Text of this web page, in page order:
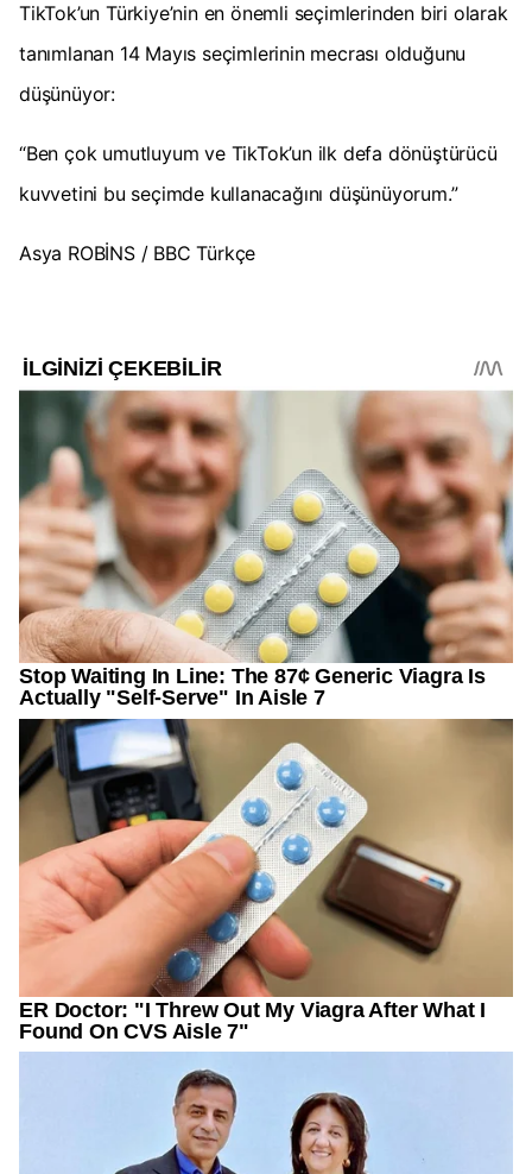
TikTok’un Türkiye’nin en önemli seçimlerinden biri olarak
tanımlanan 14 Mayıs seçimlerinin mecrası olduğunu
düşünüyor:
“Ben çok umutluyum ve TikTok’un ilk defa dönüştürücü
kuvvetini bu seçimde kullanacağını düşünüyorum.”
Asya ROBİNS / BBC Türkçe